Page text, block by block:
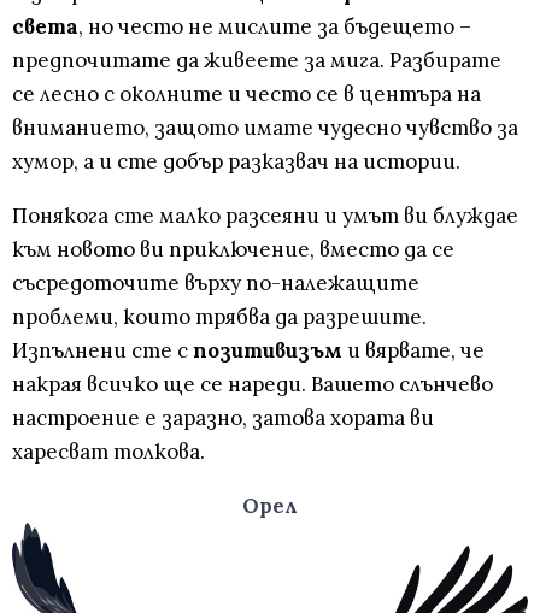
света, но често не мислите за бъдещето –
предпочитате да живеете за мига. Разбирате
се лесно с околните и често се в центъра на
вниманието, защото имате чудесно чувство за
хумор, а и сте добър разказвач на истории.
Понякога сте малко разсеяни и умът ви блуждае
към новото ви приключение, вместо да се
съсредоточите върху по-належащите
проблеми, които трябва да разрешите.
Изпълнени сте спозитивизъм и вярвате, че
накрая всичко ще се нареди. Вашето слънчево
настроение е заразно, затова хората ви
харесват толкова.
Орел